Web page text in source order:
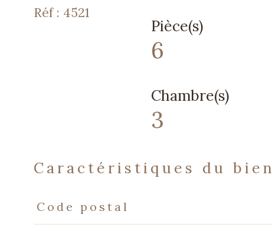
Réf : 4521
Pièce(s)
6
Chambre(s)
3
caractéristiques du bien
Caractéristiques Valeurs
Code postal